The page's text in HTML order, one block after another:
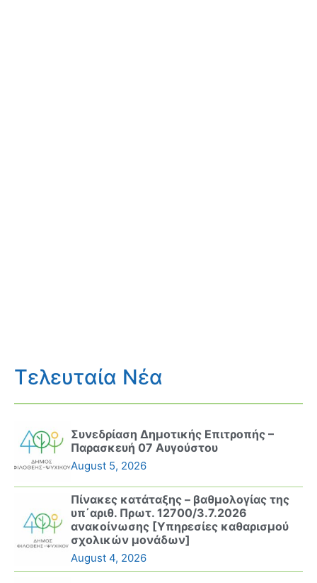
Τελευταία Νέα
Συνεδρίαση Δημοτικής Επιτροπής –
Παρασκευή 07 Αυγούστου
August 5, 2026
Πίνακες κατάταξης – βαθμολογίας της
υπ΄αριθ. Πρωτ. 12700/3.7.2026
ανακοίνωσης [Υπηρεσίες καθαρισμού
σχολικών μονάδων]
August 4, 2026